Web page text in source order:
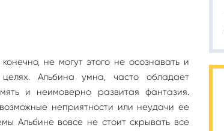
не могут этого не осознавать и
Альбина умна, часто обладает
и неимоверно развитая фантазия.
неприятности или неудачи ее
Альбине вовсе не стоит скрывать все